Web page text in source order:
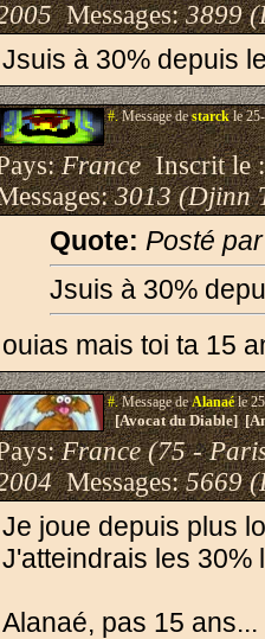
Messages:3899
Jsuis à 30% depuis
#.Message destarckle
FranceInscrit le
3013 (Djinn
Quote: Posté
Jsuis à 30%
ouias mais toi ta 15
#.Message deAlanaéle
[Avocat du Diable]
France (75 -
Messages:5669
Je joue depuis plus
J'atteindrais les 30%
Alanaé, pas 15 ans...